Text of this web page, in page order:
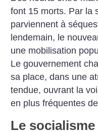
font 15 morts. Par la
parviennent à
lendemain, le
une mobilisation
Le gouvernement
sa place, dans une
tendue, ouvrant la
en plus fréquentes
Le socialisme